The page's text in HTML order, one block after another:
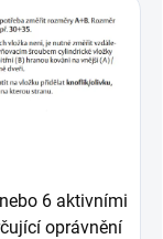
6 aktivními
oprávnění